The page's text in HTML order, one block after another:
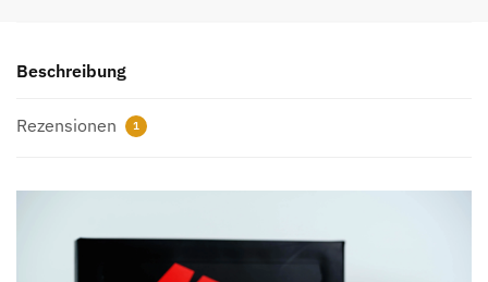
UNIVERSITY
REPS
Beschreibung
Rezensionen 1